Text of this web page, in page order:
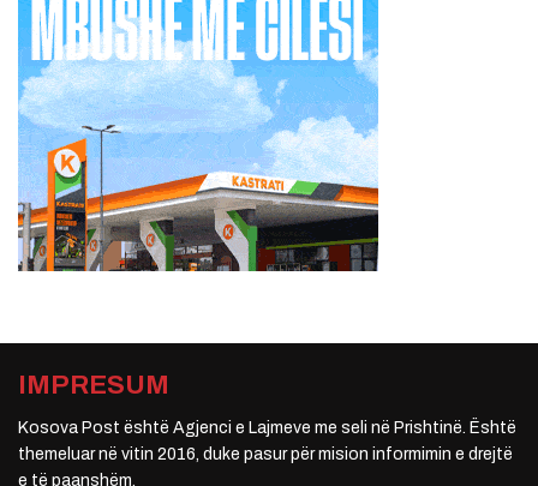
IMPRESUM
Kosova Post është Agjenci e Lajmeve me seli në Prishtinë. Është
themeluar në vitin 2016, duke pasur për mision informimin e drejtë
e të paanshëm.